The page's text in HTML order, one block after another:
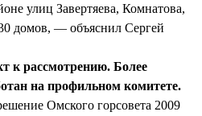
улиц Завертяева, Комнатова,
домов, — объяснил Сергей
к рассмотрению. Более
на профильном комитете.
Омского горсовета 2009